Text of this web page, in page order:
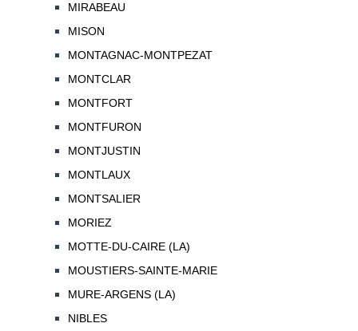
MIRABEAU
MISON
MONTAGNAC-MONTPEZAT
MONTCLAR
MONTFORT
MONTFURON
MONTJUSTIN
MONTLAUX
MONTSALIER
MORIEZ
MOTTE-DU-CAIRE (LA)
MOUSTIERS-SAINTE-MARIE
MURE-ARGENS (LA)
NIBLES